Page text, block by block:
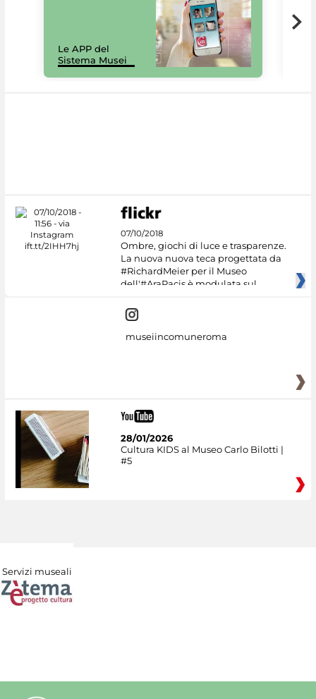
Le APP del
Sistema Musei
07/10/2018
Ombre, giochi di luce e trasparenze.
La nuova nuova teca progettata da
#RichardMeier per il Museo
dell'#AraPacis è modulata sul
museiincomuneroma
28/01/2026
Cultura KIDS al Museo Carlo Bilotti |
#5
Servizi museali